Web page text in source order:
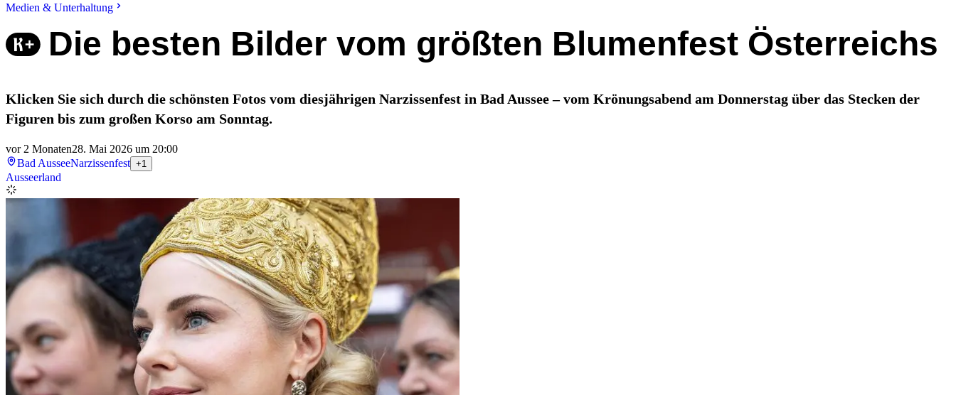
Medien & Unterhaltung
Die besten Bilder vom größten Blumenfest Österreichs
Klicken Sie sich durch die schönsten Fotos vom diesjährigen Narzissenfest in Bad Aussee – vom Krönungsabend am Donnerstag über das Stecken der
Figuren bis zum großen Korso am Sonntag.
vor 2 Monaten28. Mai 2026 um 20:00
Bad AusseeNarzissenfest +1
Ausseerland